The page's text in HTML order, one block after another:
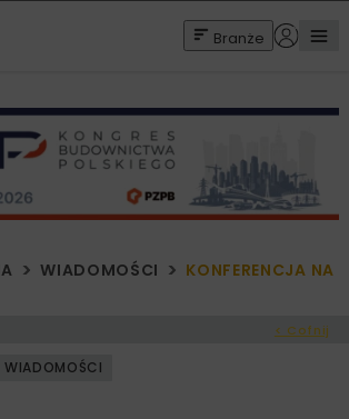
Branże
WIADOMOŚCI KONFERENCJA NA
< Cofnij
WIADOMOŚCI